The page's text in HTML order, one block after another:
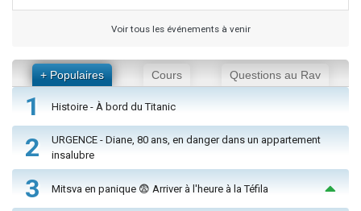
Voir tous les événements à venir
+ Populaires Cours Questions au Rav
1 Histoire - À bord du Titanic
2
URGENCE - Diane, 80 ans, en danger dans un appartement
insalubre
3 Mitsva en panique 😨 Arriver à l'heure à la Téfila